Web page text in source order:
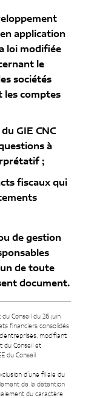
application
loi modifiée
le
sociétés
les comptes
GIE CNC
à
;
fiscaux qui
de gestion
de toute
document.
Conseil du 26 juin
financiers consolidés
modifiant
du Conseil et
du Conseil
d’une filiale du
de la détention
du caractère